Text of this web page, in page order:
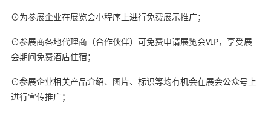
⊙为参展企业在展览会小程序上进行免费展示推广；
⊙参展商各地代理商（合作伙伴）可免费申请展览会VIP，享受展
会期间免费酒店住宿；
⊙参展企业相关产品介绍、图片、标识等均有机会在展会公众号上
进行宣传推广；